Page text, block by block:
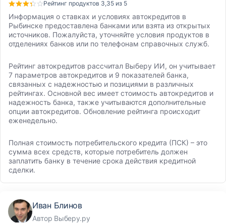
Рейтинг продуктов 3,35 из 5
Информация о ставках и условиях автокредитов в
Рыбинске предоставлена банками или взята из открытых
источников. Пожалуйста, уточняйте условия продуктов в
отделениях банков или по телефонам справочных служб.
Рейтинг автокредитов рассчитал Выберу ИИ, он учитывает
7 параметров автокредитов и 9 показателей банка,
связанных с надежностью и позициями в различных
рейтингах. Основной вес имеет стоимость автокредитов и
надежность банка, также учитываются дополнительные
опции автокредитов. Обновление рейтинга происходит
еженедельно.
Полная стоимость потребительского кредита (ПСК) – это
сумма всех средств, которые потребитель должен
заплатить банку в течение срока действия кредитной
сделки.
Иван Блинов
Автор Выберу.ру